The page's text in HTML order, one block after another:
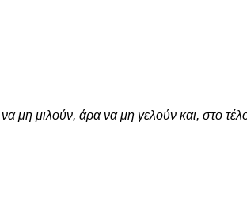
μη μιλούν, άρα να μη γελούν και, στο